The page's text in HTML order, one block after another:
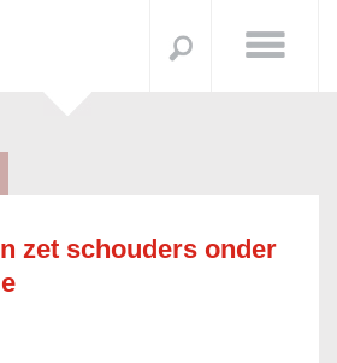
zet schouders onder